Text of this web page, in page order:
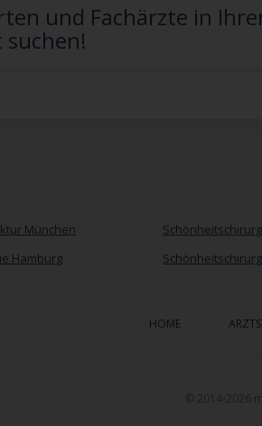
und Fachärzte in
suchen!
München
Hamburg
HOME